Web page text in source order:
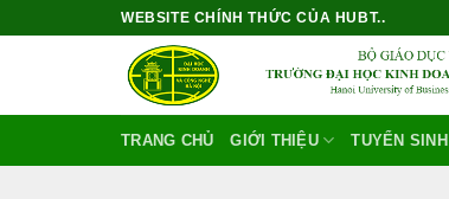
WEBSITE CHÍNH THỨC CỦA HUBT..
TRANG CHỦ GIỚI THIỆU TUYỂN SINH